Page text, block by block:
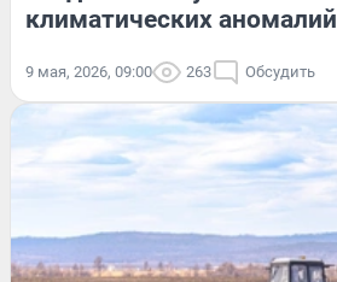
климатических аномалий
9 мая, 2026, 09:00 263 Обсудить